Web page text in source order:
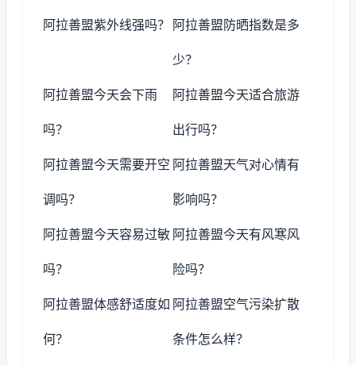
阿拉善盟紫外线强吗？ 阿拉善盟防晒指数是多
少？
阿拉善盟今天会下雨
吗？
阿拉善盟今天适合旅游
出行吗？
阿拉善盟今天需要开空
调吗？
阿拉善盟天气对心情有
影响吗？
阿拉善盟今天容易过敏
吗？
阿拉善盟今天有风寒风
险吗？
阿拉善盟体感舒适度如
何？
阿拉善盟空气污染扩散
条件怎么样？